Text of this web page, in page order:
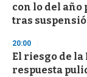
con lo del año
tras
20:00
El riesgo de la
respuesta